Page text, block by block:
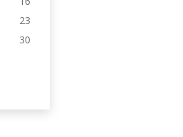
23
30